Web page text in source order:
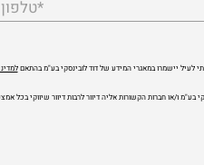
*טלפון
לעיל יישמרו במאגרי המידע של דוד לובינסקי בע"מ בהתאם
בע"מ ו/או חברות הקשורות אליה דיוור לרבות דיוור שיווקי